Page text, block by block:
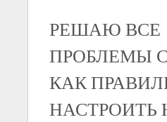
РЕШАЮ ВСЕ
ПРОБЛЕМЫ
КАК
НАСТРОИТЬ